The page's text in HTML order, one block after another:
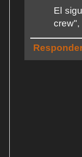
El
crew",